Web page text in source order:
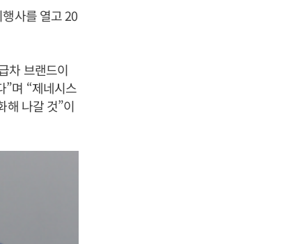
사를 열고 20
차 브랜드이
”며 “제네시스
해 나갈 것”이